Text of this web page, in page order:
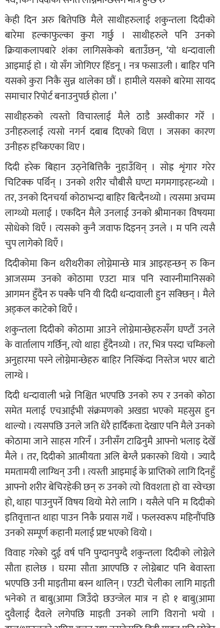
केही दिन अरु बितेपछि मैले साथीहरुलाई शकुन्तला दिदीको
बारेमा हल्काफुल्का कुरा गर्छु । साथीहरुले पनि उनको
क्रियाकलापबारे शंका लागिसकेको बताउँछन्, ‘यो धन्दावाली
आइमाई हो । यो सँग जोगिएर हिँडनू । नत्र फसाउली । बाहिर पनि
यसको कुरा निकै सुन्न थालेका छौं । हामीले यसको बारेमा सायद
समाचार रिपोर्ट बनाउनुपर्छ होला ।’
साथीहरुको त्यस्तो विचारलाई मैले ठाडै अस्वीकार गरेँ ।
उनीहरुलाई त्यसो नगर्न दबाब दिएको थिएा । जसका कारण
उनीहरु हच्किएका थिए ।
दिदी हरेक बिहान उठ्नेबित्तिकै नुहाउँथिन् । सोह्र शृंगार गरेर
चिटिक्क पर्थिन् । उनको शरीर चौबीसै घण्टा मगमगाइरहन्थ्यो ।
तर, उनको दिनचर्या कोठाभन्दा बाहिर बित्दैनथ्यो । त्यसमा अचम्म
लाग्थ्यो मलाई । एकदिन मैले उनलाई उनको श्रीमानका विषयमा
सोधेको थिएँ । त्यसको कुनै जवाफ दिइनन् उनले । म पनि त्यसै
चुप लागेको थिएँ ।
दिदीकोमा किन थरीथरीका लोग्नेमान्छे मात्र आइरहन्छन् रु किन
आजसम्म उनको कोठामा एउटा मात्र पनि स्वास्नीमानिसको
आगमन हुँदैन रु पक्कै पनि यी दिदी धन्दावाली हुन सक्छिन् । मैले
अड्कल काटेको थिएँ ।
शकुन्तला दिदीको कोठामा आउने लोग्नेमान्छेहरुसँग घण्टौं उनले
के वार्तालाप गर्छिन्, त्यो थाहा हुँदैनथ्यो । तर, भित्र पस्दा चम्किलो
अनुहारमा पस्ने लोग्नेमान्छेहरु बाहिर निस्किँदा निस्तेज भएर बाटो
लाग्थे ।
दिदी धन्दावाली भन्ने निश्चित भएपछि उनको रुप र उनको कोठा
समेत मलाई एचआईभी संक्रमणको अखडा भएको महसुस हुन
थाल्यो । त्यसपछि उनले जति धेरै हार्दिकता देखाए पनि मैले उनको
कोठामा जाने साहस गरिनँ । उनीसँग टाढिनुमै आफ्नो भलाइ देखेँ
मैले । तर, दिदीको आत्मीयता अलि बेग्लै प्रकारको थियो । ज्यादै
ममतामयी लाग्थिन् उनी । त्यस्ती आइमाई के प्राप्तिको लागि दिनहुँ
आफ्नो शरीर बेचिरहेकी छन् रु उनको त्यो विवशता हो वा स्वेच्छा
हो, थाहा पाउनुपर्ने विषय थियो मेरो लागि । यसैले पनि म दिदीको
इतिवृत्तान्त थाहा पाउन निकै प्रयास गर्थें । फलस्वरूप महिनौंपछि
उनको सम्पूर्ण कहानी मलाई प्रष्ट भएको थियो ।
विवाह गरेको दुई वर्ष पनि पुग्दानपुग्दै शकुन्तला दिदीको लोग्नेले
सौता हालेछ । घरमा सौता आएपछि र लोग्नेबाट पनि बेवास्ता
भएपछि उनी माइतीमा बस्न थालिन् । एउटी चेलीका लागि माइती
भनेको त बाबु(आमा जिउँदो छउन्जेल मात्र न हो १ बाबु(आमा
दुवैलाई दैवले लगेपछि माइती उनको लागि विरानो भयो ।